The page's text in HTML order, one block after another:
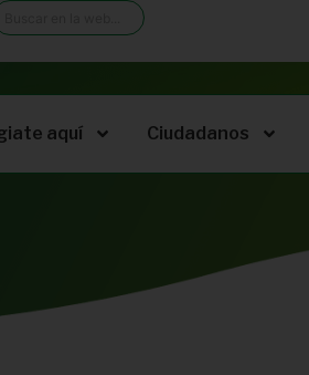
aquí Ciudadanos